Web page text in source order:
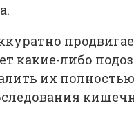
какие-либо
их